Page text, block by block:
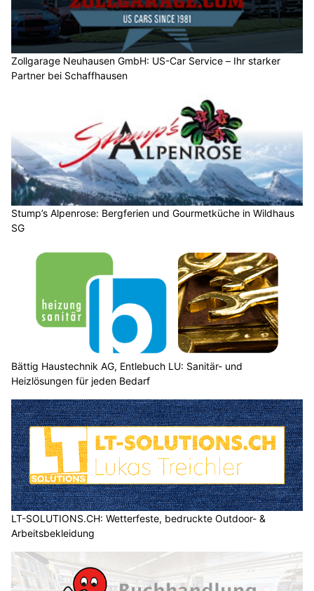
Zollgarage Neuhausen GmbH: US-Car Service – Ihr starker
Partner bei Schaffhausen
Stump’s Alpenrose: Bergferien und Gourmetküche in Wildhaus
SG
Bättig Haustechnik AG, Entlebuch LU: Sanitär- und
Heizlösungen für jeden Bedarf
LT-SOLUTIONS.CH: Wetterfeste, bedruckte Outdoor- &
Arbeitsbekleidung